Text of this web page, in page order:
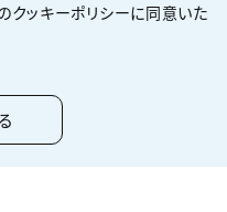
クッキーポリシーに同意いた